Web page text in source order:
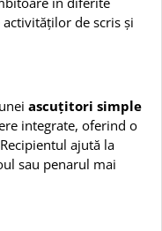
de scris și
ascuțitori simple
integrate, oferind o
ajută la
sau penarul mai